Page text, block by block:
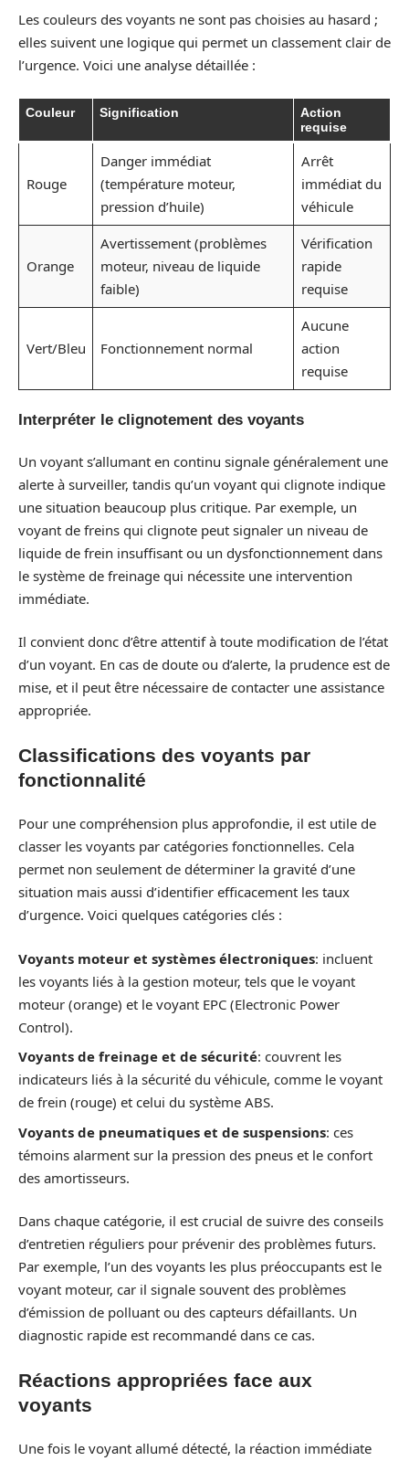
Les couleurs des voyants ne sont pas choisies au hasard ;
elles suivent une logique qui permet un classement clair de
l’urgence. Voici une analyse détaillée :
Couleur Signification
Action
requise
Rouge
Danger immédiat
(température moteur,
pression d’huile)
Arrêt
immédiat du
véhicule
Orange
Avertissement (problèmes
moteur, niveau de liquide
faible)
Vérification
rapide
requise
Vert/Bleu Fonctionnement normal
Aucune
action
requise
Interpréter le clignotement des voyants
Un voyant s’allumant en continu signale généralement une
alerte à surveiller, tandis qu’un voyant qui clignote indique
une situation beaucoup plus critique. Par exemple, un
voyant de freins qui clignote peut signaler un niveau de
liquide de frein insuffisant ou un dysfonctionnement dans
le système de freinage qui nécessite une intervention
immédiate.
Il convient donc d’être attentif à toute modification de l’état
d’un voyant. En cas de doute ou d’alerte, la prudence est de
mise, et il peut être nécessaire de contacter une assistance
appropriée.
Classifications des voyants par
fonctionnalité
Pour une compréhension plus approfondie, il est utile de
classer les voyants par catégories fonctionnelles. Cela
permet non seulement de déterminer la gravité d’une
situation mais aussi d’identifier efficacement les taux
d’urgence. Voici quelques catégories clés :
Voyants moteur et systèmes électroniques: incluent
les voyants liés à la gestion moteur, tels que le voyant
moteur (orange) et le voyant EPC (Electronic Power
Control).
Voyants de freinage et de sécurité: couvrent les
indicateurs liés à la sécurité du véhicule, comme le voyant
de frein (rouge) et celui du système ABS.
Voyants de pneumatiques et de suspensions: ces
témoins alarment sur la pression des pneus et le confort
des amortisseurs.
Dans chaque catégorie, il est crucial de suivre des conseils
d’entretien réguliers pour prévenir des problèmes futurs.
Par exemple, l’un des voyants les plus préoccupants est le
voyant moteur, car il signale souvent des problèmes
d’émission de polluant ou des capteurs défaillants. Un
diagnostic rapide est recommandé dans ce cas.
Réactions appropriées face aux
voyants
Une fois le voyant allumé détecté, la réaction immédiate